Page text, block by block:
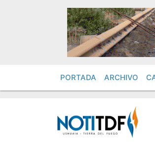
PORTADA ARCHIVO